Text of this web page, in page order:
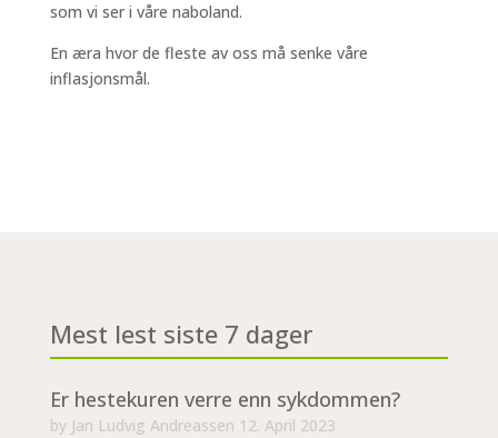
som vi ser i våre naboland.
En æra hvor de fleste av oss må senke våre
inflasjonsmål.
Mest lest siste 7 dager
Er hestekuren verre enn sykdommen?
by Jan Ludvig Andreassen 12. April 2023